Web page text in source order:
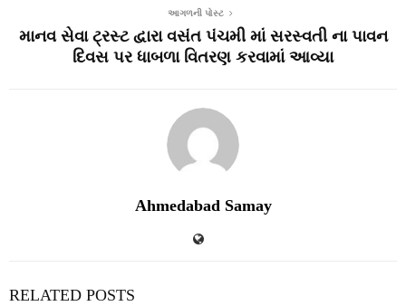
આગળની પોસ્ટ
માનવ સેવા ટ્રસ્ટ દ્વારા વસંત પંચમી માં સરસ્વતી ના પાવન
દિવસ પર ધાબળા વિતરણ કરવામાં આવ્યા
Ahmedabad Samay
RELATED POSTS